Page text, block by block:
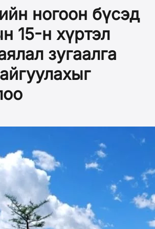
ногоон бүсэд
15-н хүртэл
зугаалга